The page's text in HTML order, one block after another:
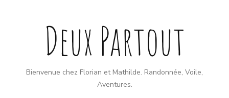
Deux Partout
Bienvenue chez Florian et Mathilde. Randonnée, Voile,
Aventures.